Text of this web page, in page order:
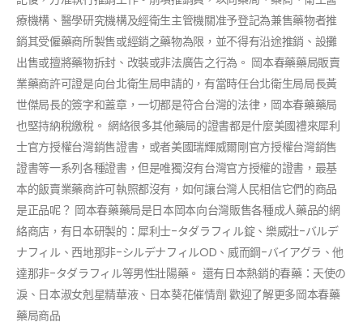
療機構、醫學研究機構及經衛生主管機關准予登記為兼售藥物者推
銷其受僱藥商所製售或經銷之藥物為限，並不得有沿途推銷、設攤
出售或擅將藥物拆封、改裝或非法廣告之行為。 岡本春藥藥局販賣
業藥商許可證是向台北衛生局申請的，有當時任台北衛生局局長黃
世傑局長的簽字和蓋章，一切都是符合台灣的法律，岡本春藥藥局
也堅持納稅繳稅。 網絡很多其他藥局的證書都是什麼美國禮來犀利
士官方授權台灣銷售證書，或者美國瑞輝威爾剛官方授權台灣銷售
證書等一系列各種證書，但是唯獨沒有台灣官方授權的證書，最基
本的飯賣業藥商許可執照都沒有，如何讓台灣人民相信它們的商品
是正品呢？ 岡本春藥藥局是日本岡本向台灣販售各種成人藥品的網
絡商店，有日本研製的：犀利士-タダラフィル錠、樂威壯-バルデ
ナフィル、西地那非-シルデナフィルOD、威而鋼-バイアグラ、他
達那非-タダラフィル等男性壯陽藥。 還有日本熱銷的春藥：天使の
淚、日本淑女剋星精華液、日本葵花催情劑 歡迎了解更多岡本春藥
藥局商品